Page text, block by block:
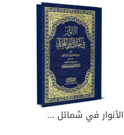
الأنوار في شمائل ...